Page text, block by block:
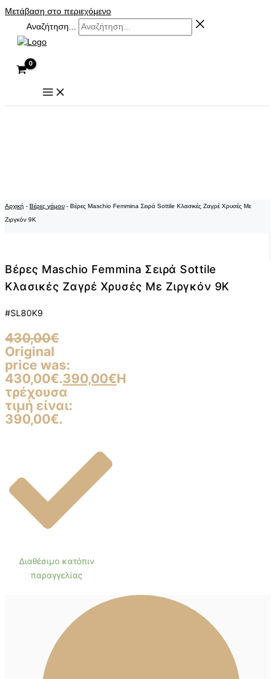
Μετάβαση στο περιεχόμενο
Αναζήτηση...
Αρχική - Βέρες γάμου - Βέρες Maschio Femmina Σειρά Sottile Κλασικές Ζαγρέ Χρυσές Με
Ζιργκόν 9Κ
Βέρες Maschio Femmina Σειρά Sottile
Κλασικές Ζαγρέ Χρυσές Με Ζιργκόν 9Κ
#SL80K9
430,00€
Original
price was:
430,00€.390,00€Η
τρέχουσα
τιμή είναι:
390,00€.
Διαθέσιμο κατόπιν
παραγγελίας